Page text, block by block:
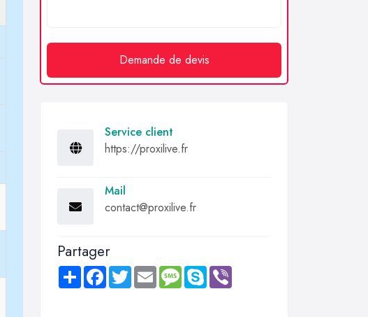
Demande de devis
Service client
https://proxilive.fr
Mail
contact@proxilive.fr
Partager
Share FacebookTwitter Email MessageSkype